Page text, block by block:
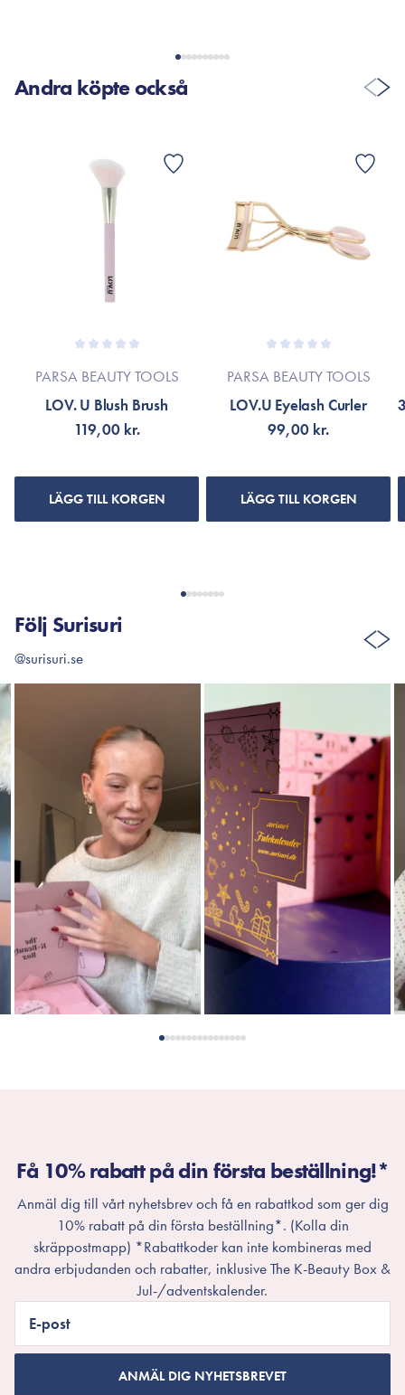
Andra köpte också
PARSA BEAUTY TOOLS
LOV. U Blush Brush
119,00 kr.
LÄGG TILL KORGEN
PARSA BEAUTY TOOLS
LOV.U Eyelash Curler
99,00 kr.
LÄGG TILL KORGEN
Följ Surisuri
@surisuri.se
Få 10% rabatt på din första beställning!*
Anmäl dig till vårt nyhetsbrev och få en rabattkod som ger dig
10% rabatt på din första beställning*. (Kolla din
skräppostmapp) *Rabattkoder kan inte kombineras med
andra erbjudanden och rabatter, inklusive The K-Beauty Box &
Jul-/adventskalender.
E-post
ANMÄL DIG NYHETSBREVET